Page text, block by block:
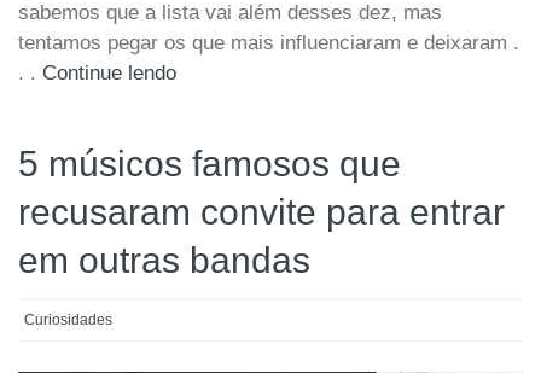
sabemos que a lista vai além desses dez, mas
tentamos pegar os que mais influenciaram e deixaram .
. . Continue lendo
5 músicos famosos que
recusaram convite para entrar
em outras bandas
Curiosidades